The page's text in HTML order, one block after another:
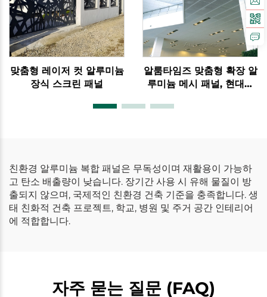
맞춤형 레이저 컷 알루미늄
장식 스크린 패널
알룸타임즈 맞춤형 확장 알
루미늄 메시 패널, 현대식
친환경 알루미늄 복합 패널은 무독성이며 재활용이 가능하
고 탄소 배출량이 낮습니다. 장기간 사용 시 유해 물질이 방
출되지 않으며, 국제적인 친환경 건축 기준을 충족합니다. 생
태 친화적 건축 프로젝트, 학교, 병원 및 주거 공간 인테리어
에 적합합니다.
자주 묻는 질문 (FAQ)